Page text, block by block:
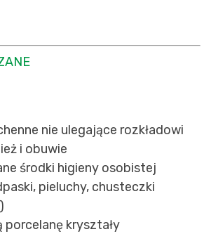
nie ulegające rozkładowi
i obuwie
środki higieny osobistej
pieluchy, chusteczki
porcelanę kryształy